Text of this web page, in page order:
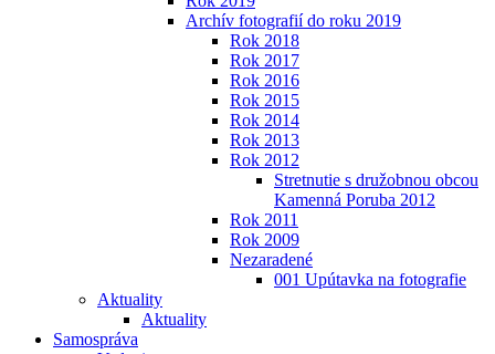
Archív fotografií do roku 2019
Rok 2018
Rok 2017
Rok 2016
Rok 2015
Rok 2014
Rok 2013
Rok 2012
Stretnutie s družobnou obcou
Kamenná Poruba 2012
Rok 2011
Rok 2009
Nezaradené
001 Upútavka na fotografie
Aktuality
Aktuality
Samospráva